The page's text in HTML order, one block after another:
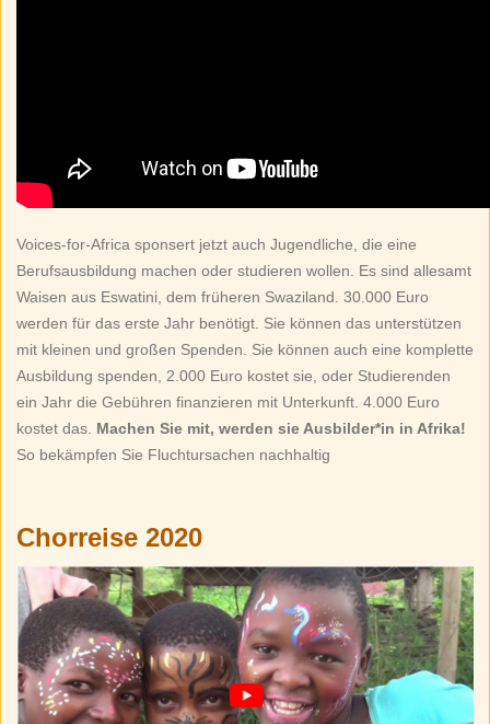
Voices-for-Africa sponsert jetzt auch Jugendliche, die eine
Berufsausbildung machen oder studieren wollen. Es sind allesamt
Waisen aus Eswatini, dem früheren Swaziland. 30.000 Euro
werden für das erste Jahr benötigt. Sie können das unterstützen
mit kleinen und großen Spenden. Sie können auch eine komplette
Ausbildung spenden, 2.000 Euro kostet sie, oder Studierenden
ein Jahr die Gebühren finanzieren mit Unterkunft. 4.000 Euro
kostet das. Machen Sie mit, werden sie Ausbilder*in in Afrika!
So bekämpfen Sie Fluchtursachen nachhaltig
Chorreise 2020